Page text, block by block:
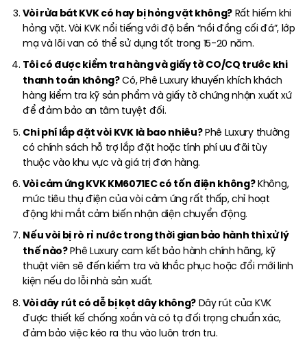
Vòi rửa bát KVK có hay bị hỏng vặt không?Rất hiếm khi
hỏng vặt. Vòi KVK nổi tiếng với độ bền “nồi đồng cối đá”, lớp
mạ và lõi van có thể sử dụng tốt trong 15-20 năm.
Tôi có được kiểm tra hàng và giấy tờ CO/CQ trước khi
thanh toán không?Có, Phê Luxury khuyến khích khách
hàng kiểm tra kỹ sản phẩm và giấy tờ chứng nhận xuất xứ
để đảm bảo an tâm tuyệt đối.
Chi phí lắp đặt vòi KVK là bao nhiêu?Phê Luxury thường
có chính sách hỗ trợ lắp đặt hoặc tính phí ưu đãi tùy
thuộc vào khu vực và giá trị đơn hàng.
Vòi cảm ứng KVK KM6071EC có tốn điện không?Không,
mức tiêu thụ điện của vòi cảm ứng rất thấp, chỉ hoạt
động khi mắt cảm biến nhận diện chuyển động.
Nếu vòi bị rò rỉ nước trong thời gian bảo hành thì xử lý
thế nào?Phê Luxury cam kết bảo hành chính hãng, kỹ
thuật viên sẽ đến kiểm tra và khắc phục hoặc đổi mới linh
kiện nếu do lỗi nhà sản xuất.
Vòi dây rút có dễ bị kẹt dây không?Dây rút của KVK
được thiết kế chống xoắn và có tạ đối trọng chuẩn xác,
đảm bảo việc kéo ra thu vào luôn trơn tru.